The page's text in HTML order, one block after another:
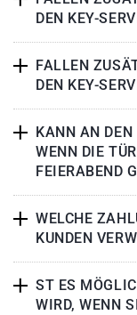
DEN KEY-
FALLEN
DEN KEY-
KANN AN
WENN DIE
FEIERABEND
WELCHE
KUNDEN
ST ES
WIRD, WENN